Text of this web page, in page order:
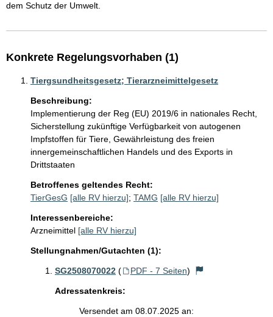
dem Schutz der Umwelt.
Konkrete Regelungsvorhaben (1)
Tiergsundheitsgesetz; Tierarzneimittelgesetz
Beschreibung:
Implementierung der Reg (EU) 2019/6 in nationales Recht,
Sicherstellung zukünftige Verfügbarkeit von autogenen
Impfstoffen für Tiere, Gewährleistung des freien
innergemeinschaftlichen Handels und des Exports in
Drittstaaten
Betroffenes geltendes Recht:
TierGesG [alle RV hierzu]; TAMG [alle RV hierzu]
Interessenbereiche:
Arzneimittel [alle RV hierzu]
Stellungnahmen/Gutachten (1):
SG2508070022 ( PDF - 7 Seiten)
Adressatenkreis:
Versendet am 08.07.2025 an: